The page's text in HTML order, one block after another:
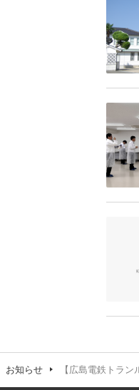
お知らせ 【広島電鉄トラ